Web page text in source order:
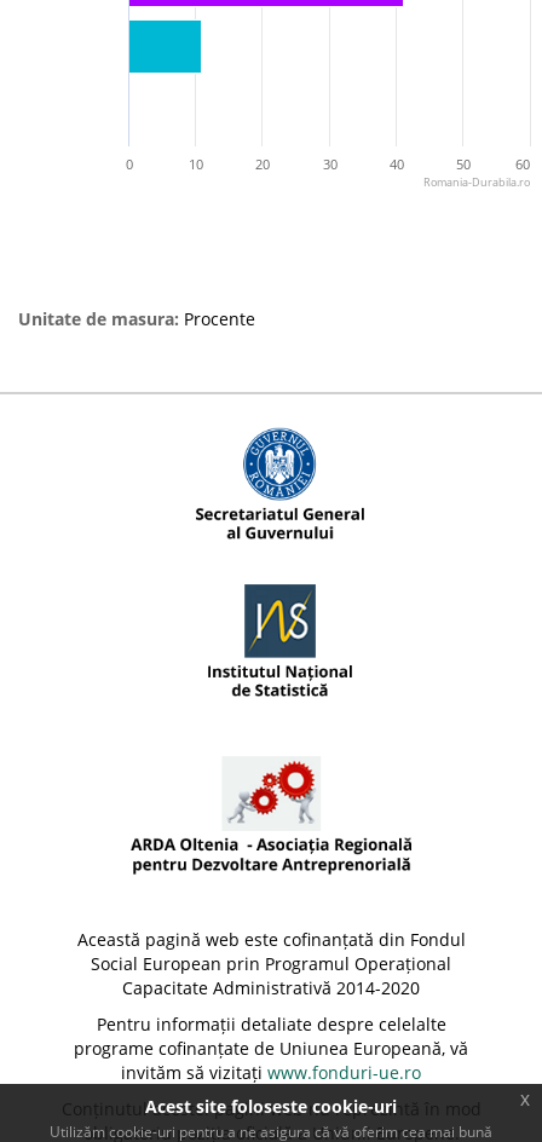
0 10 20 30 40 50 60
Romania-Durabila.ro
Unitate de masura: Procente
Această pagină web este cofinanțată din Fondul
Social European prin Programul Operațional
Capacitate Administrativă 2014-2020
Pentru informații detaliate despre celelalte
programe cofinanțate de Uniunea Europeană, vă
invităm să vizitați www.fonduri-ue.ro
Conținutul acestei pagini web nu reprezintă în mod
obligatoriu poziția oficială a Uniunii Europene.
Acest site foloseste cookie-uri
Utilizăm cookie-uri pentru a ne asigura că vă oferim cea mai bună
x